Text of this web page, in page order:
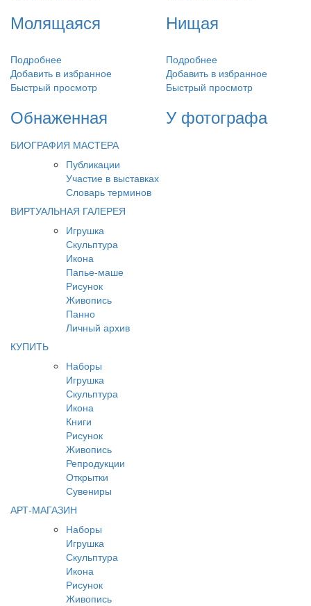
Молящаяся Нищая
Подробнее
Добавить в избранное
Быстрый просмотр
Обнаженная
Подробнее
Добавить в избранное
Быстрый просмотр
У фотографа
БИОГРАФИЯ МАСТЕРА
Публикации
Участие в выставках
Словарь терминов
ВИРТУАЛЬНАЯ ГАЛЕРЕЯ
Игрушка
Скульптура
Икона
Папье-маше
Рисунок
Живопись
Панно
Личный архив
КУПИТЬ
Наборы
Игрушка
Скульптура
Икона
Книги
Рисунок
Живопись
Репродукции
Открытки
Сувениры
АРТ-МАГАЗИН
Наборы
Игрушка
Скульптура
Икона
Рисунок
Живопись